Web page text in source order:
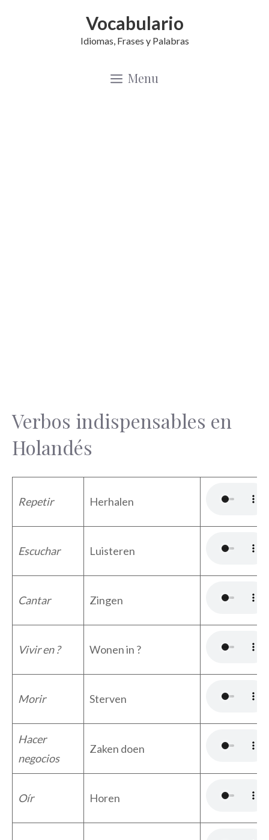
Vocabulario
Idiomas, Frases y Palabras
Menu
Verbos indispensables en
Holandés
Repetir Herhalen
Escuchar Luisteren
Cantar Zingen
Vivir en ? Wonen in ?
Morir Sterven
Hacer
negocios
Zaken doen
Oír Horen